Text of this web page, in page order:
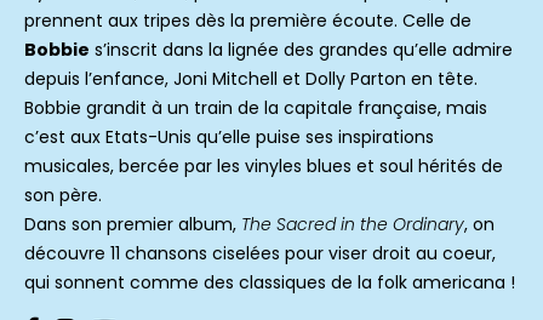
prennent aux tripes dès la première écoute. Celle de
Bobbie s’inscrit dans la lignée des grandes qu’elle admire
depuis l’enfance, Joni Mitchell et Dolly Parton en tête.
Bobbie grandit à un train de la capitale française, mais
c’est aux Etats-Unis qu’elle puise ses inspirations
musicales, bercée par les vinyles blues et soul hérités de
son père.
Dans son premier album, The Sacred in the Ordinary, on
découvre 11 chansons ciselées pour viser droit au coeur,
qui sonnent comme des classiques de la folk americana !